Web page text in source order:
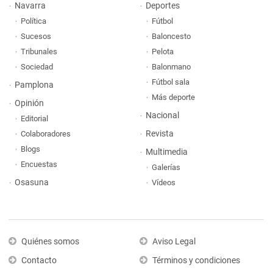
Navarra
Política
Sucesos
Tribunales
Sociedad
Pamplona
Opinión
Editorial
Colaboradores
Blogs
Encuestas
Osasuna
Deportes
Fútbol
Baloncesto
Pelota
Balonmano
Fútbol sala
Más deporte
Nacional
Revista
Multimedia
Galerías
Vídeos
Quiénes somos
Contacto
Aviso Legal
Términos y condiciones